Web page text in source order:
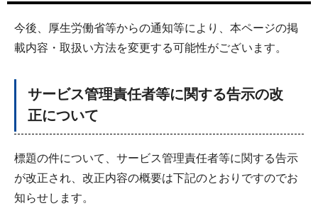
今後、厚生労働省等からの通知等により、本ページの掲
載内容・取扱い方法を変更する可能性がございます。
サービス管理責任者等に関する告示の改
正について
標題の件について、サービス管理責任者等に関する告示
が改正され、改正内容の概要は下記のとおりですのでお
知らせします。